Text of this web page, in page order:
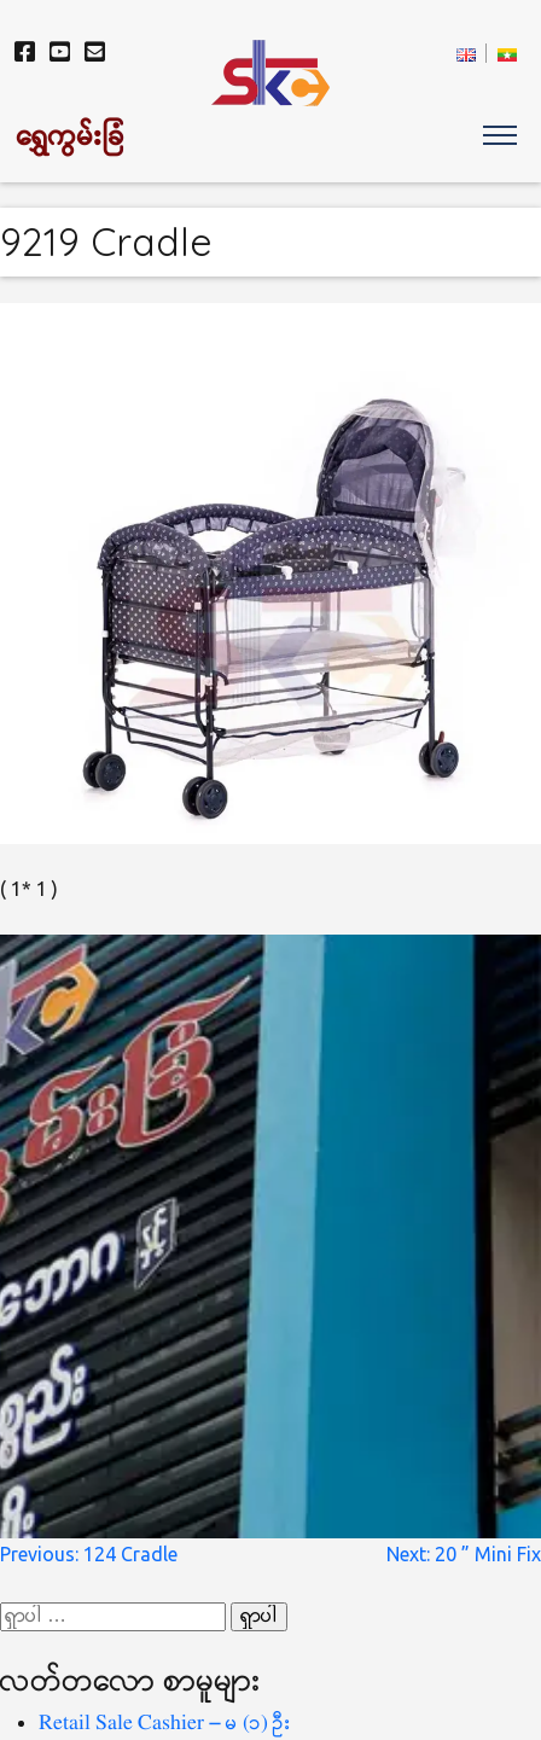
ရွှေကွမ်းခြံ
9219 Cradle
( 1* 1 )
စာမူ
ပြ
Previous: 124 Cradle Next: 20 ” Mini Fix
ရှာ
စကားလုံး
လတ်တ‌လော စာမူများ
Retail Sale Cashier – မ (၁) ဦး